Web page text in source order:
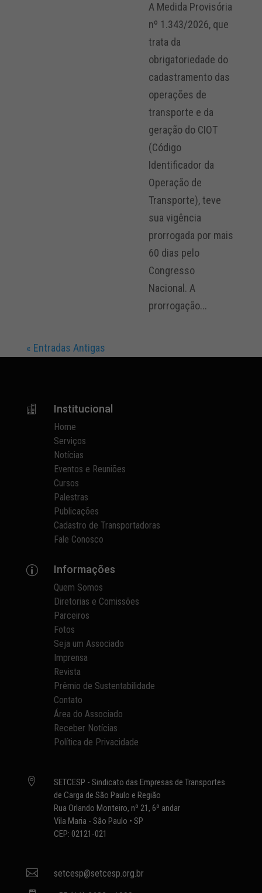
A Medida Provisória
nº 1.343/2026, que
trata da
obrigatoriedade do
cadastramento das
operações de
transporte e da
geração do CIOT
(Código
Identificador da
Operação de
Transporte), teve
sua vigência
prorrogada por mais
60 dias pelo
Congresso
Nacional. A
prorrogação...
« Entradas Antigas
 Institucional
Home
Serviços
Notícias
Eventos e Reuniões
Cursos
Palestras
Publicações
Cadastro de Transportadoras
Fale Conosco
p Informações
Quem Somos
Diretorias e Comissões
Parceiros
Fotos
Seja um Associado
Imprensa
Revista
Prêmio de Sustentabilidade
Contato
Área do Associado
Receber Notícias
Política de Privacidade

SETCESP - Sindicato das Empresas de Transportes
de Carga de São Paulo e Região
Rua Orlando Monteiro, nº 21, 6º andar
Vila Maria - São Paulo • SP
CEP: 02121-021
 setcesp@setcesp.org.br